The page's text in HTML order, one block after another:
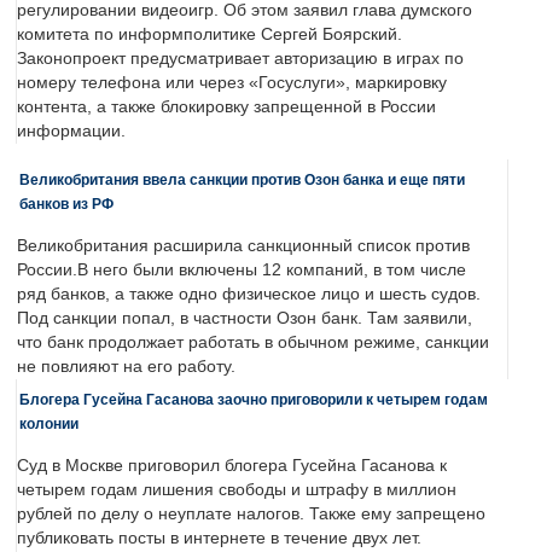
регулировании видеоигр. Об этом заявил глава думского
комитета по информполитике Сергей Боярский.
Законопроект предусматривает авторизацию в играх по
номеру телефона или через «Госуслуги», маркировку
контента, а также блокировку запрещенной в России
информации.
Великобритания ввела санкции против Озон банка и еще пяти
банков из РФ
Великобритания расширила санкционный список против
России.В него были включены 12 компаний, в том числе
ряд банков, а также одно физическое лицо и шесть судов.
Под санкции попал, в частности Озон банк. Там заявили,
что банк продолжает работать в обычном режиме, санкции
не повлияют на его работу.
Блогера Гусейна Гасанова заочно приговорили к четырем годам
колонии
Суд в Москве приговорил блогера Гусейна Гасанова к
четырем годам лишения свободы и штрафу в миллион
рублей по делу о неуплате налогов. Также ему запрещено
публиковать посты в интернете в течение двух лет.